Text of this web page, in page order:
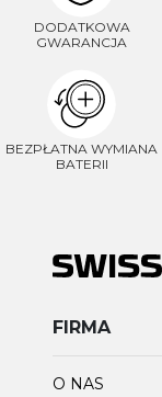
DODATKOWA
GWARANCJA
BEZPŁATNA WYMIANA
BATERII
FIRMA
O NAS